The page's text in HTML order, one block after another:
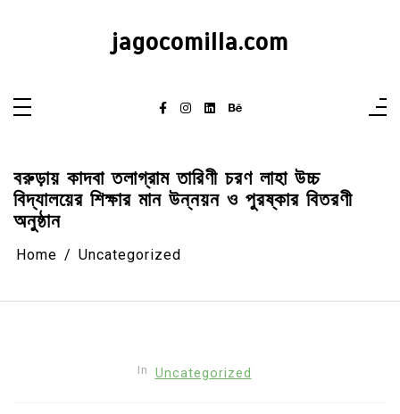
jagocomilla.com
বরুড়ায় কাদবা তলাগ্রাম তারিণী চরণ লাহা উচ্চ
বিদ্যালয়ের শিক্ষার মান উন্নয়ন ও পুরষ্কার বিতরণী
অনুষ্ঠান
Home Uncategorized
In Uncategorized